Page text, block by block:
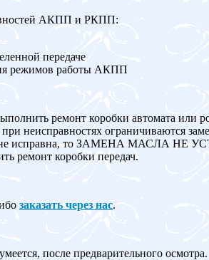
АКПП и РКПП:
передаче
режимов работы АКПП
ремонт коробки автомата или
неисправностях ограничиваются
не исправна, то ЗАМЕНА МАСЛА
ремонт коробки передач.
заказать через нас.
после предварительного осмотра.